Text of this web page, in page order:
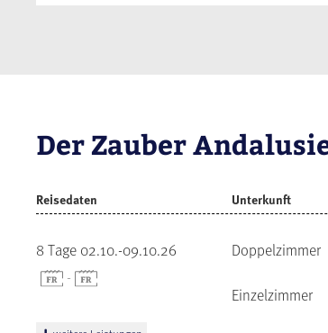
Der Zauber
Reisedaten Unterkunft
8 Tage 02.10.-09.10.26
-
Doppelzimmer
Einzelzimmer